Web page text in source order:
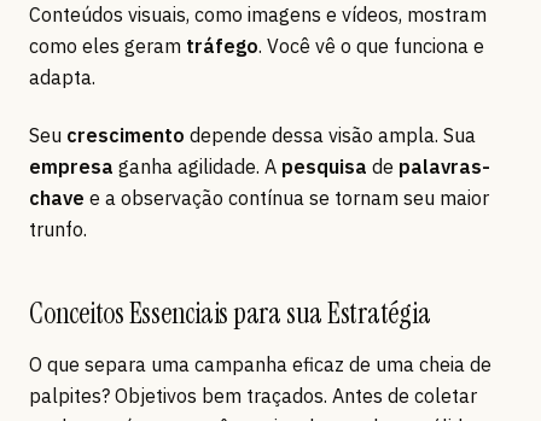
Conteúdos visuais, como imagens e vídeos, mostram
como eles geram tráfego. Você vê o que funciona e
adapta.
Seu crescimento depende dessa visão ampla. Sua
empresa ganha agilidade. A pesquisa de palavras-
chave e a observação contínua se tornam seu maior
trunfo.
Conceitos Essenciais para sua Estratégia
O que separa uma campanha eficaz de uma cheia de
palpites? Objetivos bem traçados. Antes de coletar